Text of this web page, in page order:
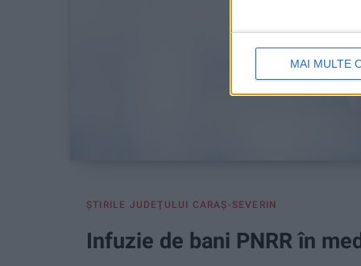
MAI MULTE
ŞTIRILE JUDEŢULUI CARAŞ-SEVERIN
Infuzie de bani PNRR în